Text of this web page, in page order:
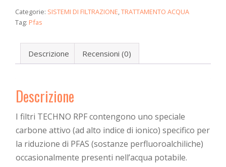
ANTI-
quantità
Categorie: SISTEMI DI FILTRAZIONE,TRATTAMENTO ACQUA
Tag: Pfas
Descrizione Recensioni (0)
Descrizione
I filtri TECHNO RPF contengono uno speciale
carbone attivo (ad alto indice di ionico) specifico per
la riduzione di PFAS (sostanze perfluoroalchiliche)
occasionalmente presenti nell’acqua potabile.